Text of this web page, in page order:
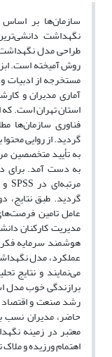
سازمانها بر اساس
نگهداشت دانشی
طراحی مدل نگهداشت
مستخرجه از ادبیات
استان تهران است. که
فناوری سازمانها
گردید. از روایی
به دست آمد. برای
مرتبهای در SPSS
گردید. طبق نتایج،
عامل تامین فرصت
مدیریت کارکنان
هوشمند سرمایه
عملکرد، مدل
مینمایند و نتایج
برازندگی خوب مدل
رشد صنعت و
حاضر، مدیران نسب
معتبر در زمینه
اهتمام ورزیده و